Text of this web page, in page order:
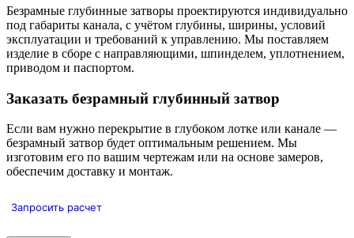
Безрамные глубинные затворы проектируются индивидуально
под габариты канала, с учётом глубины, ширины, условий
эксплуатации и требований к управлению. Мы поставляем
изделие в сборе с направляющими, шпинделем, уплотнением,
приводом и паспортом.
Заказать безрамный глубинный затвор
Если вам нужно перекрытие в глубоком лотке или канале —
безрамный затвор будет оптимальным решением. Мы
изготовим его по вашим чертежам или на основе замеров,
обеспечим доставку и монтаж.
Запросить расчет